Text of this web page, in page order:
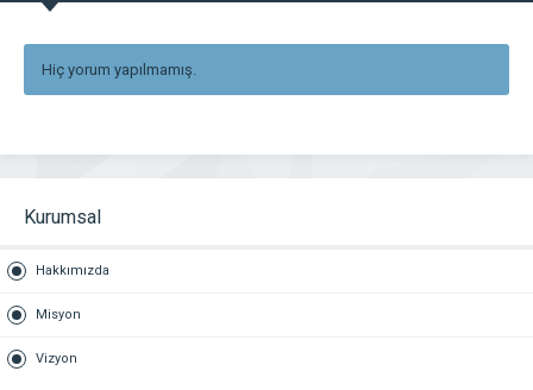
Hiç yorum yapılmamış.
Kurumsal
Hakkımızda
Misyon
Vizyon